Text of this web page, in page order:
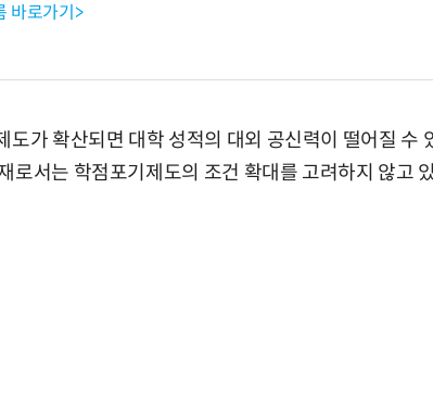
바로가기>
가 확산되면 대학 성적의 대외 공신력이 떨어질 수
로서는 학점포기제도의 조건 확대를 고려하지 않고 있